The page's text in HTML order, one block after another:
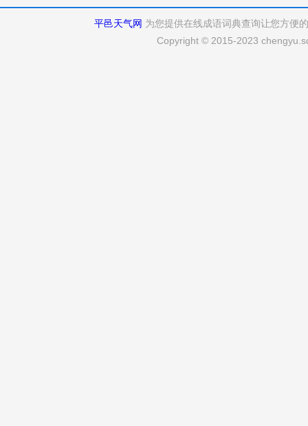
平邑天气网 为您提供在线成语词典查询让您方便
Copyright © 2015-2023